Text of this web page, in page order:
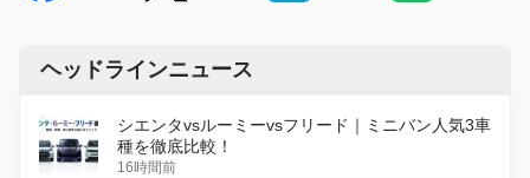
ヘッドラインニュース
シエンタvsルーミーvsフリード｜ミニバン人気3車
種を徹底比較！
16時間前